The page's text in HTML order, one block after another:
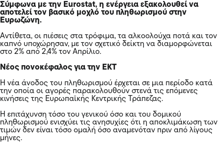
Σύμφωνα με την Eurostat, η ενέργεια εξακολουθεί να
αποτελεί τον βασικό μοχλό του πληθωρισμού στην
Ευρωζώνη.
Αντίθετα, οι πιέσεις στα τρόφιμα, τα αλκοολούχα ποτά και τον
καπνό υποχώρησαν, με τον σχετικό δείκτη να διαμορφώνεται
στο 2% από 2,4% τον Απρίλιο.
Νέος πονοκέφαλος για την ΕΚΤ
Η νέα άνοδος του πληθωρισμού έρχεται σε μια περίοδο κατά
την οποία οι αγορές παρακολουθούν στενά τις επόμενες
κινήσεις της Ευρωπαϊκής Κεντρικής Τράπεζας.
Η επιτάχυνση τόσο του γενικού όσο και του δομικού
πληθωρισμού ενισχύει τις ανησυχίες ότι η αποκλιμάκωση των
τιμών δεν είναι τόσο ομαλή όσο αναμενόταν πριν από λίγους
μήνες.